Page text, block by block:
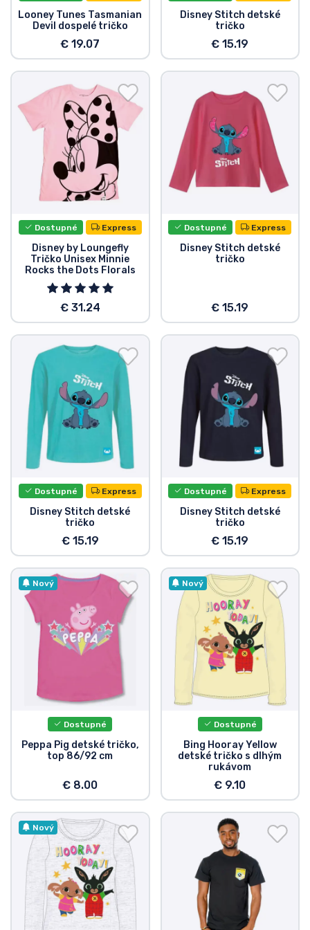
Looney Tunes Tasmanian
Devil dospelé tričko
€ 19.07
Disney Stitch detské
tričko
€ 15.19
Dostupné Express
Disney by Loungefly
Tričko Unisex Minnie
Rocks the Dots Florals
€ 31.24
Dostupné Express
Disney Stitch detské
tričko
€ 15.19
Dostupné Express
Disney Stitch detské
tričko
€ 15.19
Dostupné Express
Disney Stitch detské
tričko
€ 15.19
Nový
Dostupné
Peppa Pig detské tričko,
top 86/92 cm
€ 8.00
Nový
Dostupné
Bing Hooray Yellow
detské tričko s dlhým
rukávom
€ 9.10
Nový
Typy výrobkov
Značky